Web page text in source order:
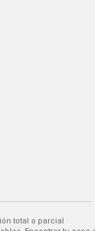
total o parcial